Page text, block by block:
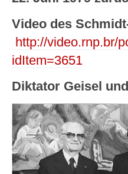
Video des
http://video.rnp.br/
idItem=3651
Diktator Geisel